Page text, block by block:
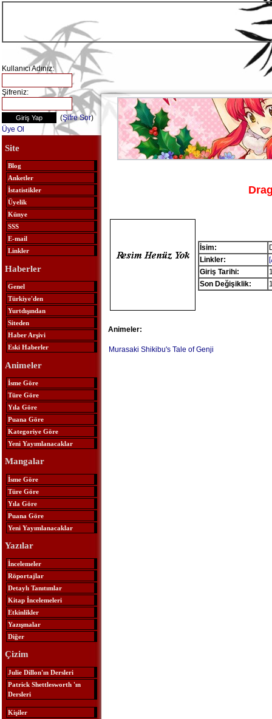
Kullanıcı Adınız:
Şifreniz:
(Şifre Sor)
Üye Ol
Site
Blog
Anketler
İstatistikler
Üyelik
Künye
SSS
E-mail
Linkler
Haberler
Genel
Türkiye'den
Yurtdışından
Siteden
Haber Arşivi
Eski Haberler
Animeler
İsme Göre
Türe Göre
Yıla Göre
Puana Göre
Kategoriye Göre
Yeni Yayımlanacaklar
Mangalar
İsme Göre
Türe Göre
Yıla Göre
Puana Göre
Yeni Yayımlanacaklar
Yazılar
İncelemeler
Röportajlar
Detaylı Tanıtımlar
Kitap İncelemeleri
Etkinlikler
Yazışmalar
Diğer
Çizim
Julie Dillon'ın Dersleri
Patrick Shettlesworth 'ın
Dersleri
Kişiler
İsim:
Linkler:
Giriş Tarihi:
Son Değişiklik:
Animeler:
Murasaki Shikibu's Tale of Genji